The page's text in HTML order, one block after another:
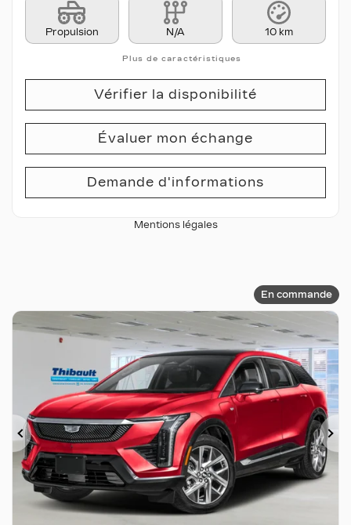
Propulsion N/A 10 km
Plus de caractéristiques
Vérifier la disponibilité
Évaluer mon échange
Demande d'informations
Mentions légales
En commande
Précédent